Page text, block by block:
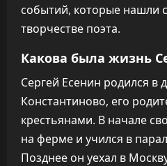
событий, которые нашли
творчестве поэта.
Какова была жизнь
Сергей Есенин родился в
Константиново, его
крестьянами. В начале
на ферме и учился в
Позднее он уехал в